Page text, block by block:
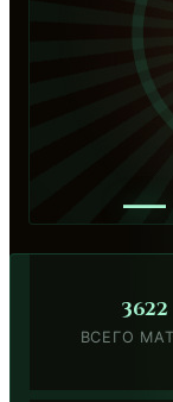
—
3622
ВСЕГО